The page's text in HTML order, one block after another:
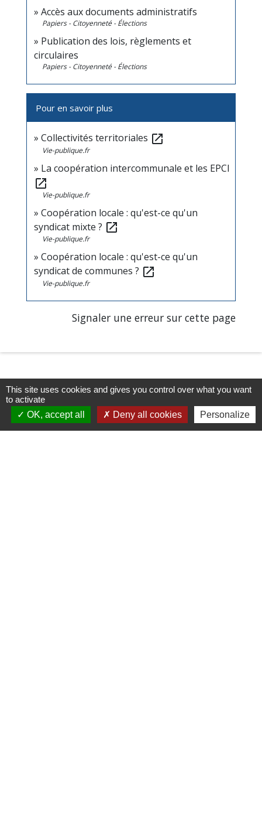
Accès aux documents administratifs
Papiers - Citoyenneté - Élections
Publication des lois, règlements et
circulaires
Papiers - Citoyenneté - Élections
Pour en savoir plus
Collectivités territoriales open_in_new
Vie-publique.fr
La coopération intercommunale et les EPCI
open_in_new
Vie-publique.fr
Coopération locale : qu'est-ce qu'un
syndicat mixte ? open_in_new
Vie-publique.fr
Coopération locale : qu'est-ce qu'un
syndicat de communes ? open_in_new
Vie-publique.fr
Signaler une erreur sur cette page
This site uses cookies and gives you control over what you want
to activate
OK, accept all
Deny all cookies Personalize